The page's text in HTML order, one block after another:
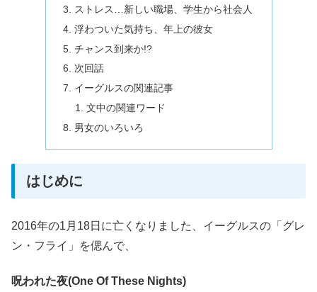
ストレス…新しい職場、学生から社会人
浮わついた気持ち、年上の彼女
チャンス到来か!?
次回話
イーグルスの関連記事
文中の関連ワード
男女のいろいろ
はじめに
2016年の1月18日に亡くなりました、イーグルスの「グレ
ン・フライ」を偲んで、
呪われた夜(One Of These Nights)